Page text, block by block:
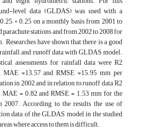
level data (GLDAS) was used with a
× 0.25 on a monthly basis from 2001 to
stations and from 2002 to 2008 for
have shown that there is a good
and runoff data with GLDAS model.
assessments for rainfall data were R2
MAE =13.57 and RMSE =15.95 mm per
in 2002 and in relation to runoff data, R2
= 0.82 and RMSE = 1.53 mm for the
According to the results, the use of
data of the GLDAS model in the studied
where access to them is difficult.